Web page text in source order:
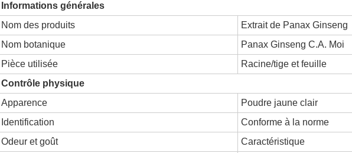
Informations générales
Nom des produits
Extrait de Panax Ginseng
Nom botanique
Panax Ginseng C.A. Moi
Pièce utilisée
Racine/tige et feuille
Contrôle physique
Apparence
Poudre jaune clair
Identification
Conforme à la norme
Odeur et goût
Caractéristique